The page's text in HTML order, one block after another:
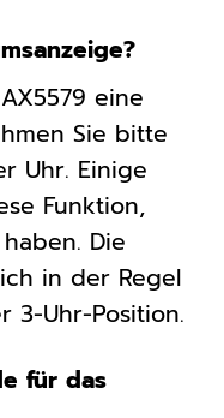
eine
Sie bitte
Uhr. Einige
Funktion,
Die
in der Regel
Uhr-Position.
für das